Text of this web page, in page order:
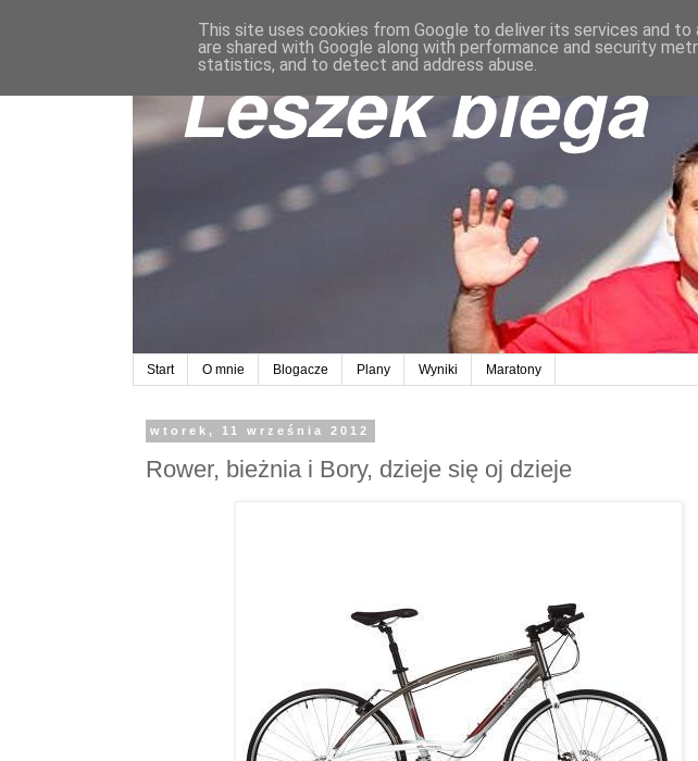
Start O mnie Blogacze Plany Wyniki Maratony
wtorek, 11 września 2012
Rower, bieżnia i Bory, dzieje się oj dzieje
This site uses cookies from Google to deliver its services and to
are shared with Google along with performance and security
statistics, and to detect and address abuse.